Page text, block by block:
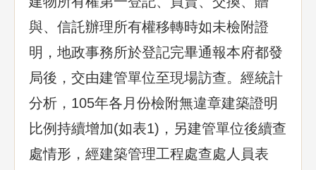
與、信託辦理所有權移轉時如未檢附證
明，地政事務所於登記完畢通報本府都發
局後，交由建管單位至現場訪查。經統計
分析，105年各月份檢附無違章建築證明
比例持續增加(如表1)，另建管單位後續查
處情形，經建築管理工程處查處人員表